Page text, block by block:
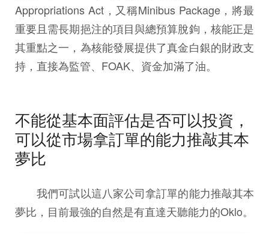
Appropriations Act，又稱Minibus Package，將最
重要且需長期挹注的項目與總預算脫鉤，核能正是
其重點之一，為核能發展提供了真金白銀的財政支
持，直接為監管、FOAK、資金加滿了油。
不能從基本面評估是否可以投資，
可以從市場拿訂單的能力推敲其本
夢比
我們可試以這八家公司拿訂單的能力推敲其本
夢比，目前最強的自然是有直達天聽能力的Oklo。